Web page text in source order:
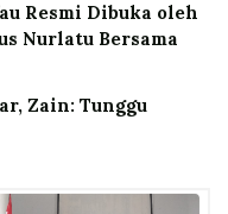
Resmi Dibuka oleh
Nurlatu Bersama
Zain: Tunggu